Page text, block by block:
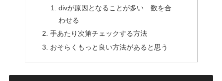
divが原因となることが多い 数を合
わせる
手あたり次第チェックする方法
おそらくもっと良い方法があると思う